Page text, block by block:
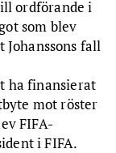
ordförande i
som blev
Johanssons fall
ha finansierat
mot röster
FIFA-
i FIFA.